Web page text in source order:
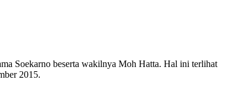
Soekarno beserta wakilnya Moh Hatta. Hal ini terlihat
2015.